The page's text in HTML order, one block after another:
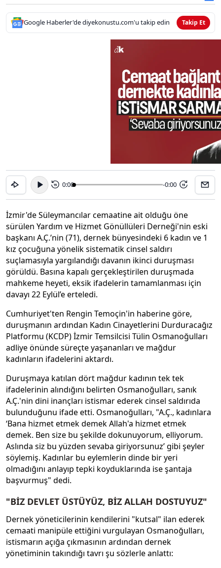
Google Haberler'de diyekonustu.com'u takip edin Takip Et
15 0:00 -0:00 15
İzmir'de Süleymancılar cemaatine ait olduğu öne
sürülen Yardım ve Hizmet Gönüllüleri Derneği'nin eski
başkanı A.Ç.’nin (71), dernek bünyesindeki 6 kadın ve 1
kız çocuğuna yönelik sistematik cinsel saldırı
suçlamasıyla yargılandığı davanın ikinci duruşması
görüldü. Basına kapalı gerçekleştirilen duruşmada
mahkeme heyeti, eksik ifadelerin tamamlanması için
davayı 22 Eylül’e erteledi.
Cumhuriyet'ten Rengin Temoçin'in haberine göre,
duruşmanın ardından Kadın Cinayetlerini Durduracağız
Platformu (KCDP) İzmir Temsilcisi Tülin Osmanoğulları
adliye önünde süreçte yaşananları ve mağdur
kadınların ifadelerini aktardı.
Duruşmaya katılan dört mağdur kadının tek tek
ifadelerinin alındığını belirten Osmanoğulları, sanık
A.Ç.'nin dini inançları istismar ederek cinsel saldırıda
bulunduğunu ifade etti. Osmanoğulları, "A.Ç., kadınlara
‘Bana hizmet etmek demek Allah'a hizmet etmek
demek. Ben size bu şekilde dokunuyorum, elliyorum.
Aslında siz bu yüzden sevaba giriyorsunuz’ gibi şeyler
söylemiş. Kadınlar bu eylemlerin dinde bir yeri
olmadığını anlayıp tepki koyduklarında ise şantaja
başvurmuş" dedi.
"BİZ DEVLET ÜSTÜYÜZ, BİZ ALLAH DOSTUYUZ"
Dernek yöneticilerinin kendilerini "kutsal" ilan ederek
cemaati manipüle ettiğini vurgulayan Osmanoğulları,
istismarın açığa çıkmasının ardından dernek
yönetiminin takındığı tavrı şu sözlerle anlattı: